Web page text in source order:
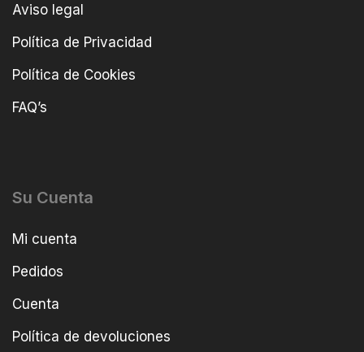
Aviso legal
Política de Privacidad
Política de Cookies
FAQ’s
Su Cuenta
Mi cuenta
Pedidos
Cuenta
Política de devoluciones